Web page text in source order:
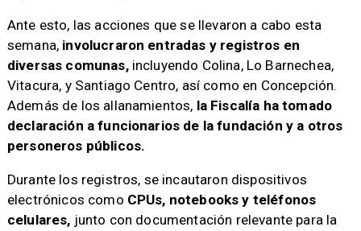
Ante esto, las acciones que se llevaron a cabo esta
semana, involucraron entradas y registros en
diversas comunas,incluyendo Colina, Lo Barnechea,
Vitacura, y Santiago Centro, así como en Concepción.
Además de los allanamientos, la Fiscalía ha tomado
declaración a funcionarios de la fundación y a otros
personeros públicos.
Durante los registros, se incautaron dispositivos
electrónicos como CPUs, notebooks y teléfonos
celulares, junto con documentación relevante para la